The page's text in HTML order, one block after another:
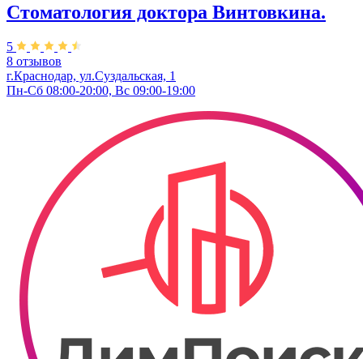
Стоматология доктора Винтовкина.
5
8 отзывов
г.Краснодар, ул.Суздальская, 1
Пн-Сб 08:00-20:00, Вс 09:00-19:00